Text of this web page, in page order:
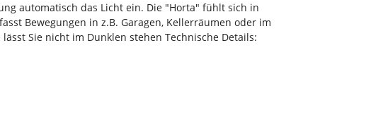
automatisch das Licht ein. Die "Horta" fühlt sich in
Bewegungen in z.B. Garagen, Kellerräumen oder im
Sie nicht im Dunklen stehen Technische Details: